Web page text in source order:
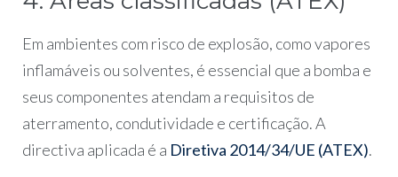
Em ambientes com risco de explosão, como vapores
inflamáveis ou solventes, é essencial que a bomba e
seus componentes atendam a requisitos de
aterramento, condutividade e certificação. A
directiva aplicada é a Diretiva 2014/34/UE (ATEX).